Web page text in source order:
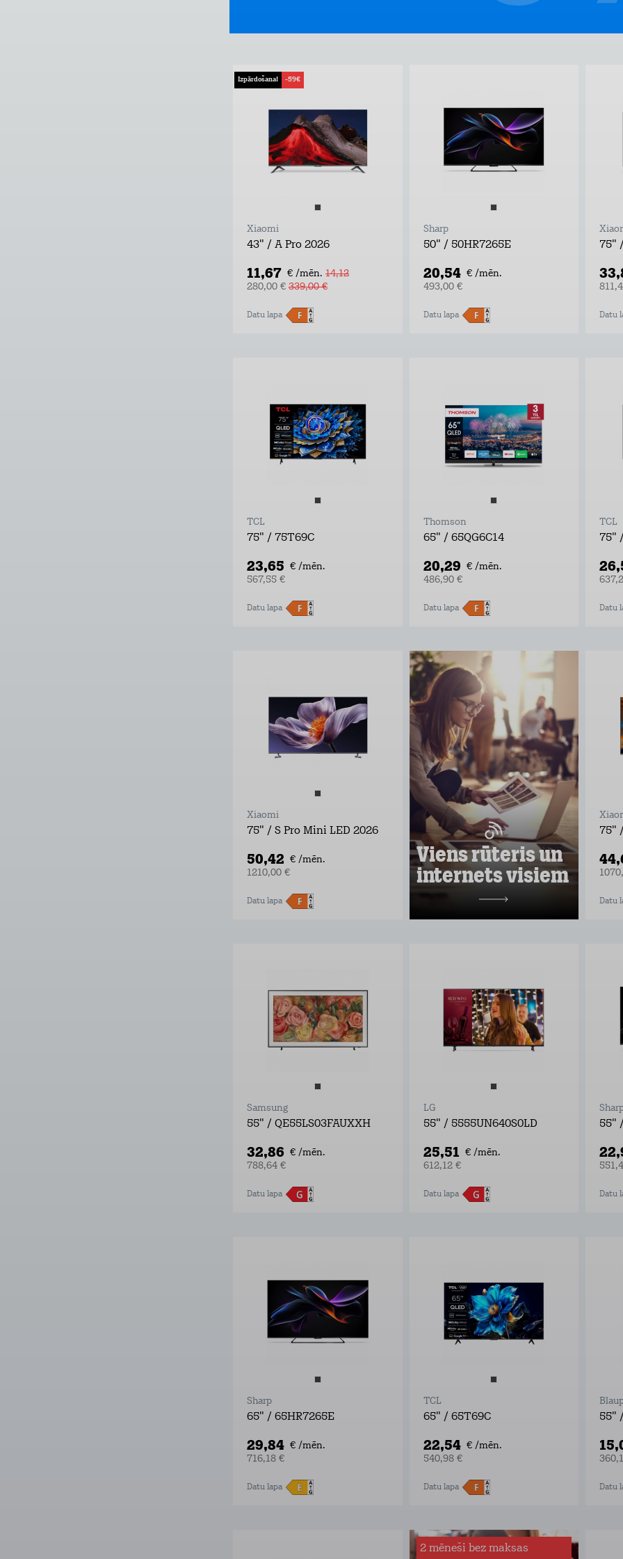
Izpārdošana! -59€
Xiaomi
43" / A Pro 2026
11,67 € /mēn. 14,12
280,00 € 339,00 €
Datu lapa
Sharp
50" / 50HR7265E
20,54 € /mēn.
493,00 €
Datu lapa
75"
Datu
TCL
75" / 75T69C
23,65 € /mēn.
567,55 €
Datu lapa
Thomson
65" / 65QG6C14
20,29 € /mēn.
486,90 €
Datu lapa
TCL
75"
Datu
Xiaomi
75" / S Pro Mini LED 2026
50,42 € /mēn.
1210,00 €
Datu lapa
Viens rūteris un
internets visiem
Viens rūteris un
internets visiem
Lieto rūteri visur, kur rozete!
noformē pieteikumu tepat
atvedīsim bez maksas
ņem rūteri līdzi un lieto
internetu visur
Pārbaudi, kas vislabāk der tavā
adresē un noformē darījumu!
Uzzināt vairāk
10,98 €/mēn.
75"
Datu
Samsung
55" / QE55LS03FAUXXH
32,86 € /mēn.
788,64 €
Datu lapa
LG
55" / 5555UN640S0LD
25,51 € /mēn.
612,12 €
Datu lapa
55"
Datu
Sharp
65" / 65HR7265E
29,84 € /mēn.
716,18 €
Datu lapa
TCL
65" / 65T69C
22,54 € /mēn.
540,98 €
Datu lapa
55"
Datu
2 mēneši bez maksas